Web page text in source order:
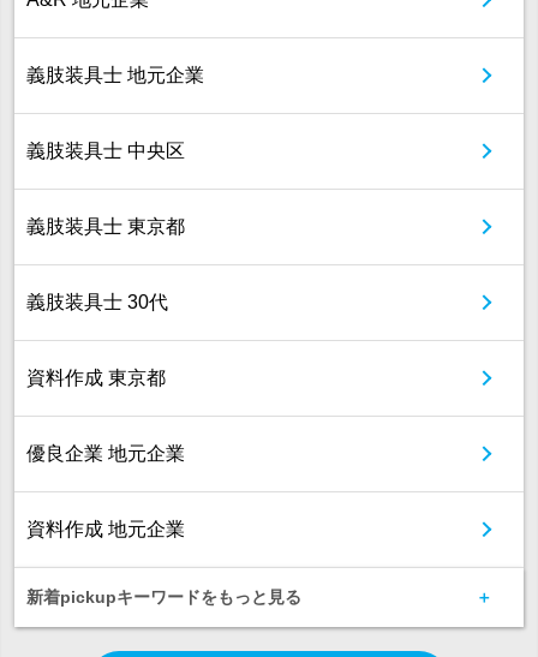
義肢装具士 地元企業
義肢装具士 中央区
義肢装具士 東京都
義肢装具士 30代
資料作成 東京都
優良企業 地元企業
資料作成 地元企業
新着pickupキーワードをもっと見る